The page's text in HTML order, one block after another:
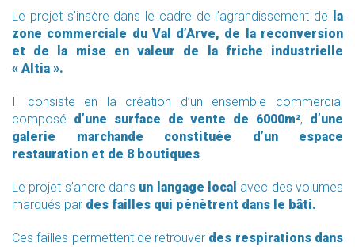
Le projet s’insère dans le cadre de l’agrandissement de
la
zone commerciale du Val d’Arve, de la reconversion
et de la mise en valeur de la friche industrielle
« Altia ».
Il consiste en la création d’un ensemble commercial
composé d’une surface de vente de 6000m², d’une
galerie marchande constituée d’un espace
restauration et de 8 boutiques.
Le projet s’ancre dans un langage local avec des volumes
marqués par des failles qui pénètrent dans le bâti.
Ces failles permettent de retrouver des respirations dans